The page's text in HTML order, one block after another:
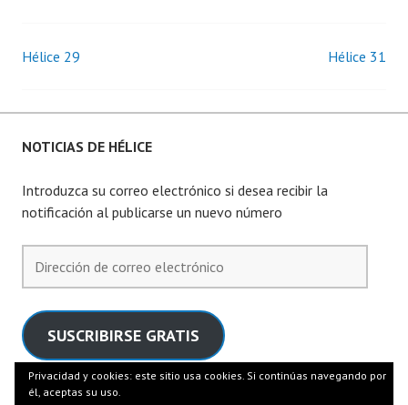
estudio de La orilla
Bebés jugando con
Á. Moreno -El horror
de…
Navegación
de
entradas
Hélice 29 Hélice 31
NOTICIAS DE HÉLICE
Introduzca su correo electrónico si desea recibir la
notificación al publicarse un nuevo número
electrónico
SUSCRIBIRSE GRATIS
HÉLICEESTÁ INDEXADA EN LATININDEX Y DIALNET
Privacidad y cookies: este sitio usa cookies. Si continúas navegando por
él, aceptas su uso.